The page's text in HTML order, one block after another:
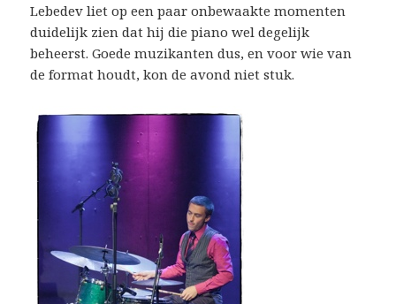
Lebedev liet op een paar onbewaakte momenten
duidelijk zien dat hij die piano wel degelijk
beheerst. Goede muzikanten dus, en voor wie van
de format houdt, kon de avond niet stuk.